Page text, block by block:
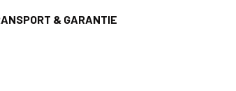
& GARANTIE